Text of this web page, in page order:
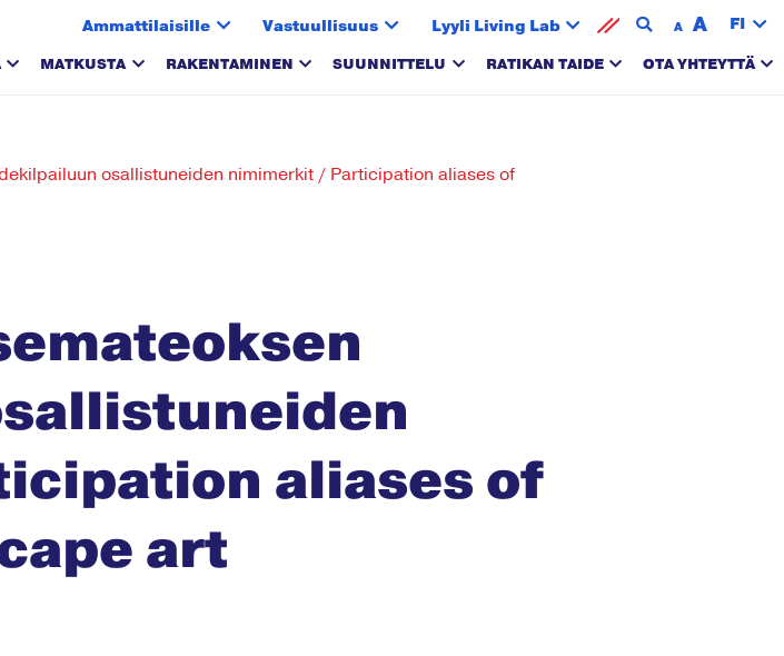
Ammattilaisille Vastuullisuus Lyyli Living Lab A A FI
MATKUSTA RAKENTAMINEN SUUNNITTELU RATIKAN TAIDE OTA YHTEYTTÄ
osallistuneiden nimimerkit / Participation aliases of
aliases of
art